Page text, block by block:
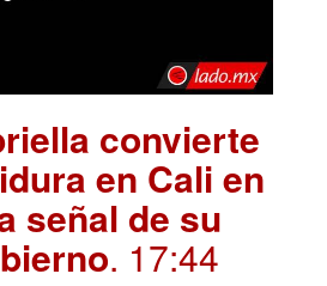
convierte
en Cali en
señal de su
. 17:44